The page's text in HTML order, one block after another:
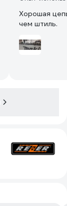
Хорошая
чем штиль.